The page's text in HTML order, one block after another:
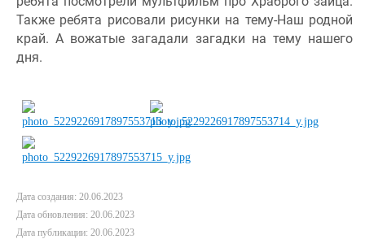
Также ребята рисовали рисунки на тему-Наш родной
край. А вожатые загадали загадки на тему нашего
дня.
Дата создания: 20.06.2023
Дата обновления: 20.06.2023
Дата публикации: 20.06.2023